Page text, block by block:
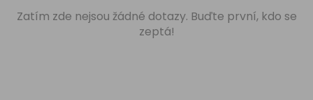
Zatím zde nejsou žádné dotazy. Buďte první, kdo se
zeptá!